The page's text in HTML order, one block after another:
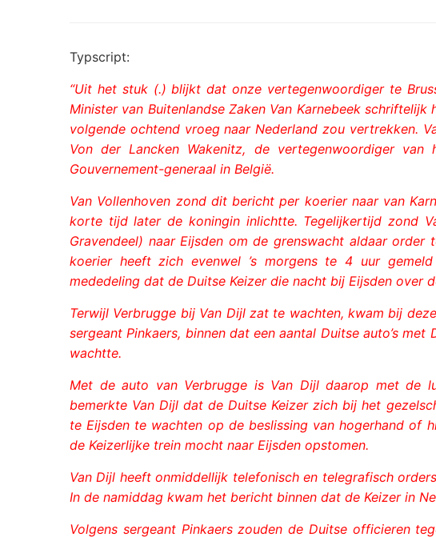
Typscript:
“Uit het stuk (.) blijkt dat onze vertegenwoordiger te
Minister van Buitenlandse Zaken Van Karnebeek
volgende ochtend vroeg naar Nederland zou vertrekken.
Von der Lancken Wakenitz, de vertegenwoordiger
Gouvernement-generaal in België.
Van Vollenhoven zond dit bericht per koerier naar van
korte tijd later de koningin inlichtte. Tegelijkertijd zond
Gravendeel) naar Eijsden om de grenswacht aldaar
koerier heeft zich evenwel ’s morgens te 4 uur
mededeling dat de Duitse Keizer die nacht bij Eijsden over
Terwijl Verbrugge bij Van Dijl zat te wachten, kwam bij
sergeant Pinkaers, binnen dat een aantal Duitse auto’s
wachtte.
Met de auto van Verbrugge is Van Dijl daarop met de
bemerkte Van Dijl dat de Duitse Keizer zich bij het
te Eijsden te wachten op de beslissing van hogerhand of
de Keizerlijke trein mocht naar Eijsden opstomen.
Van Dijl heeft onmiddellijk telefonisch en telegrafisch
In de namiddag kwam het bericht binnen dat de Keizer in
Volgens sergeant Pinkaers zouden de Duitse officieren